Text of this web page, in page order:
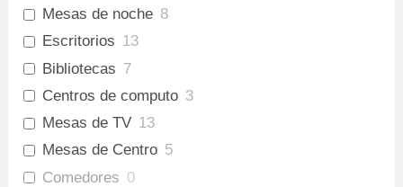
Mesas de noche 8
Escritorios 13
Bibliotecas 7
Centros de computo 3
Mesas de TV 13
Mesas de Centro 5
Comedores 0